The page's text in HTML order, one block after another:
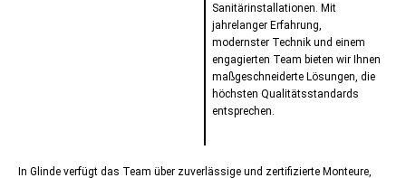
Sanitärinstallationen. Mit
jahrelanger Erfahrung,
modernster Technik und einem
engagierten Team bieten wir Ihnen
maßgeschneiderte Lösungen, die
höchsten Qualitätsstandards
entsprechen.
In Glinde verfügt das Team über zuverlässige und zertifizierte Monteure,